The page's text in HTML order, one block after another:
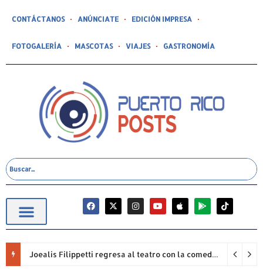
CONTÁCTANOS ANÚNCIATE EDICIÓN IMPRESA
FOTOGALERÍA MASCOTAS VIAJES GASTRONOMÍA
Joealis Filippetti regresa al teatro con la comedia “Una Cristiana Rookie… ¡Qué Papelón!”